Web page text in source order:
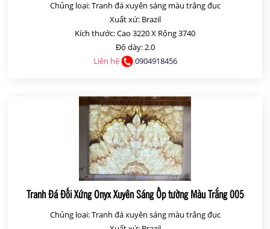
Chủng loại: Tranh đá xuyên sáng màu trắng đục
Xuất xứ: Brazil
Kích thước: Cao 3220 X Rộng 3740
Độ dày: 2.0
Liên hệ
0904918456
Tranh Đá Đối Xứng Onyx Xuyên Sáng Ốp tường Màu Trắng 005
Chủng loại: Tranh đá xuyên sáng màu trắng đục